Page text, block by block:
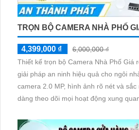
TRỌN BỘ CAMERA NHÀ PHỐ
4,399,000 ₫
6,000,000 ₫
Thiết kế trọn bộ Camera Nhà Phố Giá
giải pháp an ninh hiệu quả cho ngôi nhà
camera 2.0 MP, hình ảnh rõ nét và sắc
dàng theo dõi mọi hoạt động xung
mức giá phù hợp với nhiều khách hàng